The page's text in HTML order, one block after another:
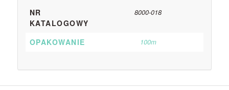
NR
KATALOGOWY
8000-018
OPAKOWANIE 100m